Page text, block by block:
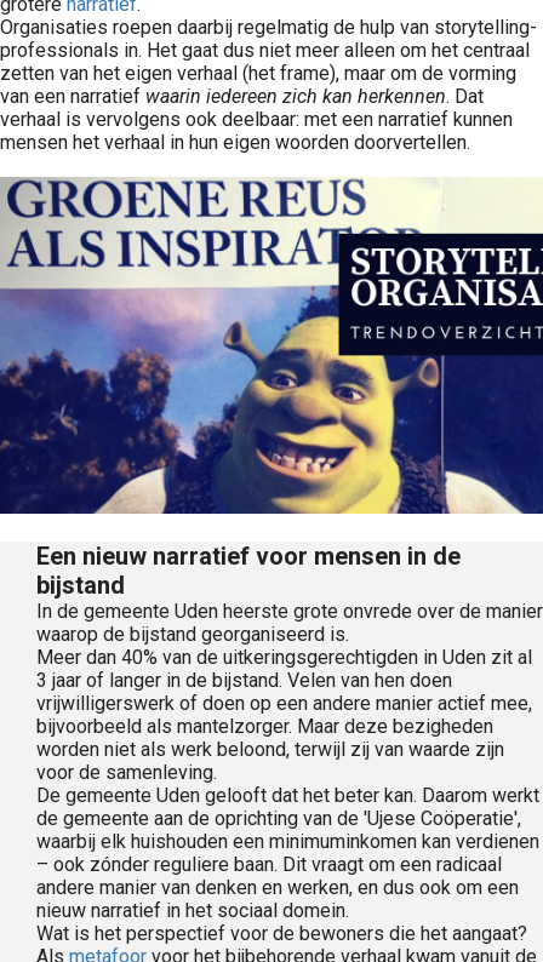
Organisaties roepen daarbij regelmatig de hulp van storytelling-
professionals in. Het gaat dus niet meer alleen om het centraal
zetten van het eigen verhaal (het frame), maar om de vorming
van een narratief waarin iedereen zich kan herkennen. Dat
verhaal is vervolgens ook deelbaar: met een narratief kunnen
mensen het verhaal in hun eigen woorden doorvertellen.
Een nieuw narratief voor mensen in de
bijstand
In de gemeente Uden heerste grote onvrede over de manier
waarop de bijstand georganiseerd is.
Meer dan 40% van de uitkeringsgerechtigden in Uden zit al
3 jaar of langer in de bijstand. Velen van hen doen
vrijwilligerswerk of doen op een andere manier actief mee,
bijvoorbeeld als mantelzorger. Maar deze bezigheden
worden niet als werk beloond, terwijl zij van waarde zijn
voor de samenleving.
De gemeente Uden gelooft dat het beter kan. Daarom werkt
de gemeente aan de oprichting van de 'Ujese Coöperatie',
waarbij elk huishouden een minimuminkomen kan verdienen
– ook zónder reguliere baan. Dit vraagt om een radicaal
andere manier van denken en werken, en dus ook om een
nieuw narratief in het sociaal domein.
Wat is het perspectief voor de bewoners die het aangaat?
Als metafoor voor het bijbehorende verhaal kwam vanuit de